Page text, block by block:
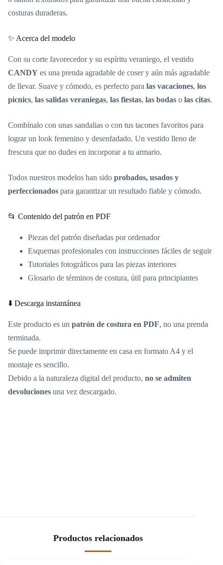
costuras duraderas.
✨ Acerca del modelo
Con su corte favorecedor y su espíritu veraniego, el vestido
CANDY es una prenda agradable de coser y aún más agradable
de llevar. Suave y cómodo, es perfecto para las vacaciones, los
picnics, las salidas veraniegas, las fiestas, las bodas o las citas.
Combínalo con unas sandalias o con tus tacones favoritos para
lograr un look femenino y desenfadado. Un vestido lleno de
frescura que no dudes en incorporar a tu armario.
Todos nuestros modelos han sido probados, usados y
perfeccionados para garantizar un resultado fiable y cómodo.
📂 Contenido del patrón en PDF
Piezas del patrón diseñadas por ordenador
Esquemas profesionales con instrucciones fáciles de seguir
Tutoriales fotográficos para las piezas interiores
Glosario de términos de costura, útil para principiantes
⬇️ Descarga instantánea
Este producto es un patrón de costura en PDF, no una prenda
terminada.
Se puede imprimir directamente en casa en formato A4 y el
montaje es sencillo.
Debido a la naturaleza digital del producto, no se admiten
devoluciones una vez descargado.
Productos relacionados